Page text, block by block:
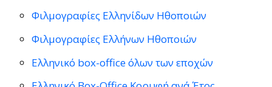
Φιλμογραφίες Ελληνίδων Ηθοποιών
Φιλμογραφίες Ελλήνων Ηθοποιών
Ελληνικό box-office όλων των εποχών